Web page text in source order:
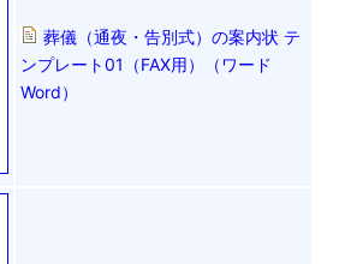
葬儀（通夜・告別式）の案内状 テ
ンプレート01（FAX用）（ワード
Word）